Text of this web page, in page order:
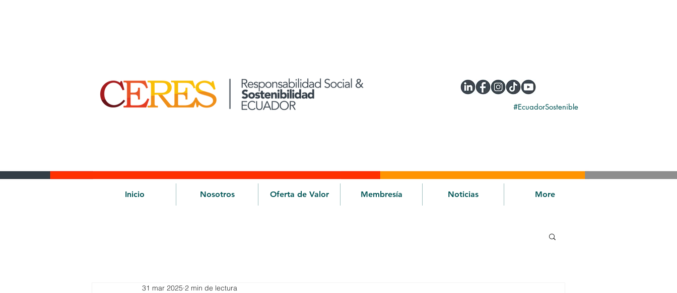
#EcuadorSostenible
Inicio Nosotros Oferta de Valor Membresía Noticias More
31 mar 2025 2 min de lectura